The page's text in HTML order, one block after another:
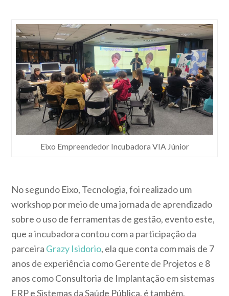
Eixo Empreendedor Incubadora VIA Júnior
No segundo Eixo, Tecnologia, foi realizado um
workshop por meio de uma jornada de aprendizado
sobre o uso de ferramentas de gestão, evento este,
que a incubadora contou com a participação da
parceira Grazy Isidorio, ela que conta com mais de 7
anos de experiência como Gerente de Projetos e 8
anos como Consultoria de Implantação em sistemas
ERP e Sistemas da Saúde Pública, é também,